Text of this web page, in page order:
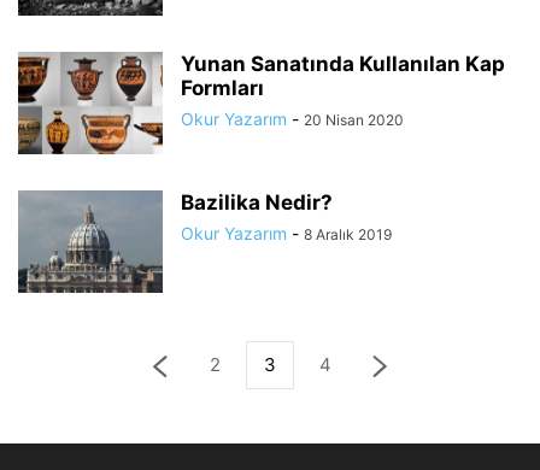
Yunan Sanatında Kullanılan Kap
Formları
Okur Yazarım - 20 Nisan 2020
Bazilika Nedir?
Okur Yazarım - 8 Aralık 2019
2 3 4